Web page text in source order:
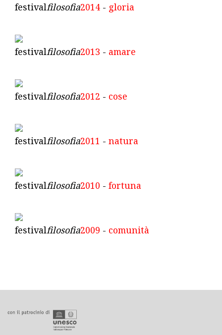
festivalfilosofia2014 - gloria
festivalfilosofia2013 - amare
festivalfilosofia2012 - cose
festivalfilosofia2011 - natura
festivalfilosofia2010 - fortuna
festivalfilosofia2009 - comunità